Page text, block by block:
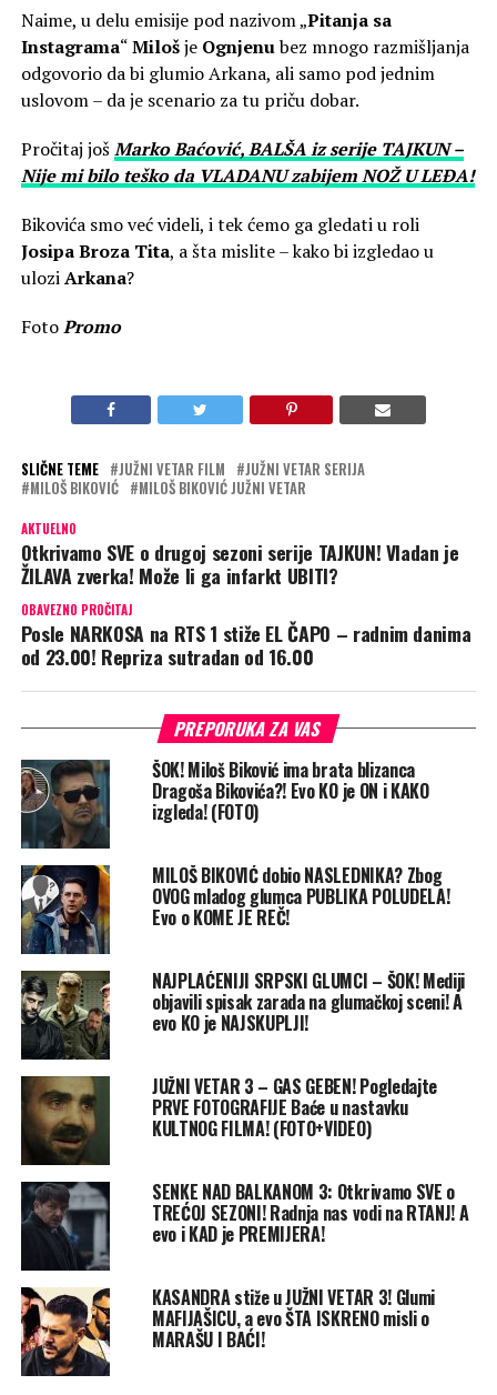
Naime, u delu emisije pod nazivom „Pitanja sa
Instagrama“Milošje Ognjenubez mnogo razmišljanja
odgovorio da bi glumio Arkana, ali samo pod jednim
uslovom – da je scenario za tu priču dobar.
Pročitaj jošMarko Baćović, BALŠA iz serije TAJKUN –
Nije mi bilo teško da VLADANU zabijem NOŽ U LEĐA!
Bikovića smo već videli, i tek ćemo ga gledati u roli
Josipa Broza Tita, a šta mislite – kako bi izgledao u
uloziArkana?
FotoPromo
SLIČNE TEME JUŽNI VETAR FILM
JUŽNI VETAR SERIJA
MILOŠ BIKOVIĆ
MILOŠ BIKOVIĆ JUŽNI VETAR
AKTUELNO
Otkrivamo SVE o drugoj sezoni serije TAJKUN! Vladan je
ŽILAVA zverka! Može li ga infarkt UBITI?
OBAVEZNO PROČITAJ
Posle NARKOSA na RTS 1 stiže EL ČAPO – radnim danima
od 23.00! Repriza sutradan od 16.00
PREPORUKA ZA VAS
ŠOK! Miloš Biković ima brata blizanca
Dragoša Bikovića?! Evo KO je ON i KAKO
izgleda! (FOTO)
MILOŠ BIKOVIĆ dobio NASLEDNIKA? Zbog
OVOG mladog glumca PUBLIKA POLUDELA!
Evo o KOME JE REČ!
NAJPLAĆENIJI SRPSKI GLUMCI – ŠOK! Mediji
objavili spisak zarada na glumačkoj sceni! A
evo KO je NAJSKUPLJI!
JUŽNI VETAR 3 – GAS GEBEN! Pogledajte
PRVE FOTOGRAFIJE Baće u nastavku
KULTNOG FILMA! (FOTO+VIDEO)
SENKE NAD BALKANOM 3: Otkrivamo SVE o
TREĆOJ SEZONI! Radnja nas vodi na RTANJ! A
evo i KAD je PREMIJERA!
KASANDRA stiže u JUŽNI VETAR 3! Glumi
MAFIJAŠICU, a evo ŠTA ISKRENO misli o
MARAŠU I BAĆI!